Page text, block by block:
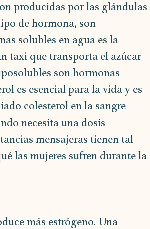
producidas por las glándulas
de hormona, son
solubles en agua es la
taxi que transporta el azúcar
son hormonas
es esencial para la vida y es
colesterol en la sangre
necesita una dosis
mensajeras tienen tal
las mujeres sufren durante la
más estrógeno. Una